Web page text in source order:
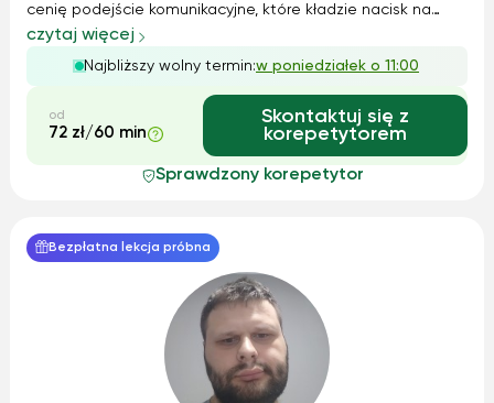
cenię podejście komunikacyjne, które kładzie nacisk na
praktyczne użycie języka w codziennych sytuacjach.
Wykorzystuję też elementy immersji językowej, czyli
otaczanie się językiem i używanie ...
czytaj więcej
Najbliższy wolny termin:w poniedziałek o 11:00
od
72 zł/60 min
Skontaktuj się z
korepetytorem
Sprawdzony korepetytor
Bezpłatna lekcja próbna